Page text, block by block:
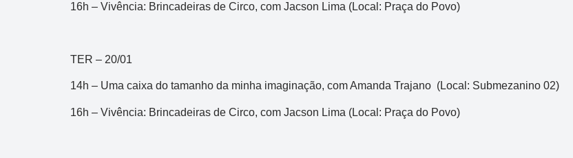
16h – Vivência: Brincadeiras de Circo, com Jacson Lima (Local: Praça do Povo)
TER – 20/01
14h – Uma caixa do tamanho da minha imaginação, com Amanda Trajano (Local: Submezanino 02)
16h – Vivência: Brincadeiras de Circo, com Jacson Lima (Local: Praça do Povo)